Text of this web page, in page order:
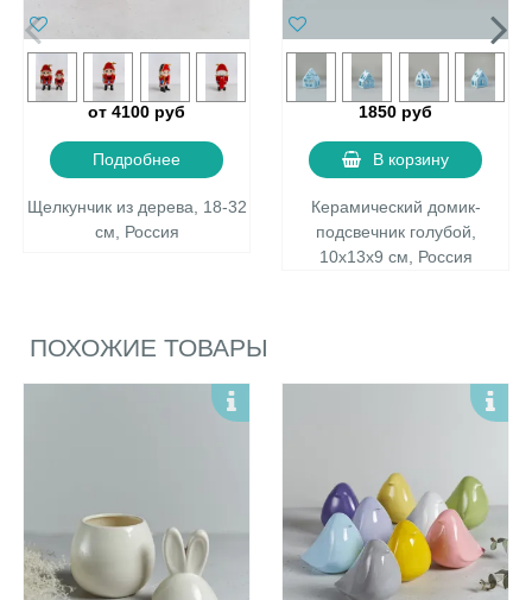
от 4100 руб
Подробнее
Щелкунчик из дерева, 18-32
см, Россия
1850 руб
В корзину
Керамический домик-
подсвечник голубой,
10х13х9 см, Россия
ПОХОЖИЕ ТОВАРЫ